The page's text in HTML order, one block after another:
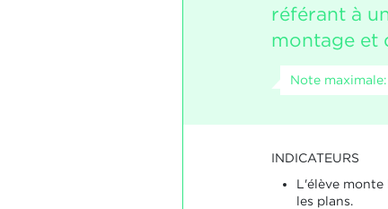
référant à
montage et
Note maximale:
INDICATEURS
L'élève
les plans.